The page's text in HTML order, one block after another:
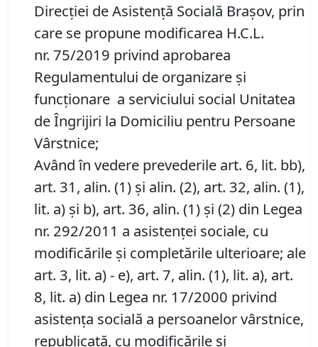
Direcţiei de Asistență Socială Brașov, prin
care se propune modificarea H.C.L.
nr. 75/2019 privind aprobarea
Regulamentului de organizare şi
funcţionare a serviciului social Unitatea
de Îngrijiri la Domiciliu pentru Persoane
Vârstnice;
Având în vedere prevederile art. 6, lit. bb),
art. 31, alin. (1) și alin. (2), art. 32, alin. (1),
lit. a) și b), art. 36, alin. (1) şi (2) din Legea
nr. 292/2011 a asistenţei sociale, cu
modificările și completările ulterioare; ale
art. 3, lit. a) - e), art. 7, alin. (1), lit. a), art.
8, lit. a) din Legea nr. 17/2000 privind
asistenţa socială a persoanelor vârstnice,
republicată, cu modificările și